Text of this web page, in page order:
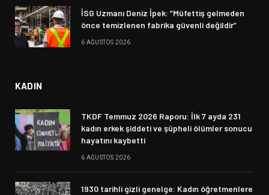
İSG Uzmanı Deniz İpek: “Müfettiş gelmeden
önce temizlenen fabrika güvenli değildir”
6 AĞUSTOS 2026
KADIN
TKDF Temmuz 2026 Raporu: İlk 7 ayda 231
kadın erkek şiddeti ve şüpheli ölümler sonucu
hayatını kaybetti
6 AĞUSTOS 2026
1930 tarihli gizli genelge: Kadın öğretmenlere